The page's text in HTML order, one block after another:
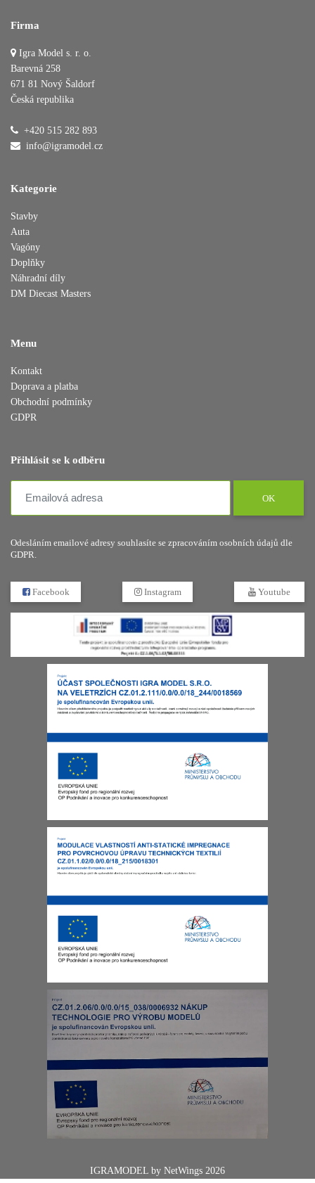
Firma
Igra Model s. r. o.
Barevná 258
671 81 Nový Šaldorf
Česká republika
+420 515 282 893
info@igramodel.cz
Kategorie
Stavby
Auta
Vagóny
Doplňky
Náhradní díly
DM Diecast Masters
Menu
Kontakt
Doprava a platba
Obchodní podmínky
GDPR
Přihlásit se k odběru
OK
Odesláním emailové adresy souhlasíte se zpracováním osobních údajů dle
GDPR.
Facebook Instagram Youtube
IGRAMODEL by NetWings 2026
Pokračovat v nákupu